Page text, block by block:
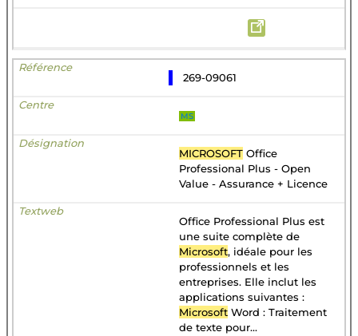
269-09061
MS
MICROSOFT Office
Professional Plus - Open
Value - Assurance + Licence
Office Professional Plus est
une suite complète de
Microsoft, idéale pour les
professionnels et les
entreprises. Elle inclut les
applications suivantes :
Microsoft Word : Traitement
de texte pour...